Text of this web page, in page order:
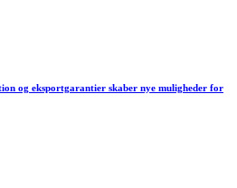
og eksportgarantier skaber nye muligheder for